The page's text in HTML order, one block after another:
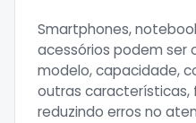
Smartphones,
acessórios podem ser
modelo, capacidade,
outras características,
reduzindo erros no